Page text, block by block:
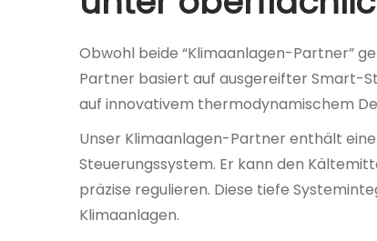
Obwohl beide “Klimaanlagen-Partner”
Partner basiert auf ausgereifter Smart-
auf innovativem thermodynamischem
Unser Klimaanlagen-Partner enthält
Steuerungssystem. Er kann den
präzise regulieren. Diese tiefe
Klimaanlagen.